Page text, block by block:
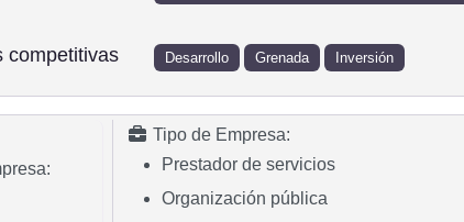
competitivas Desarrollo Grenada Inversión
Tipo de Empresa:
Prestador de servicios
Organización pública